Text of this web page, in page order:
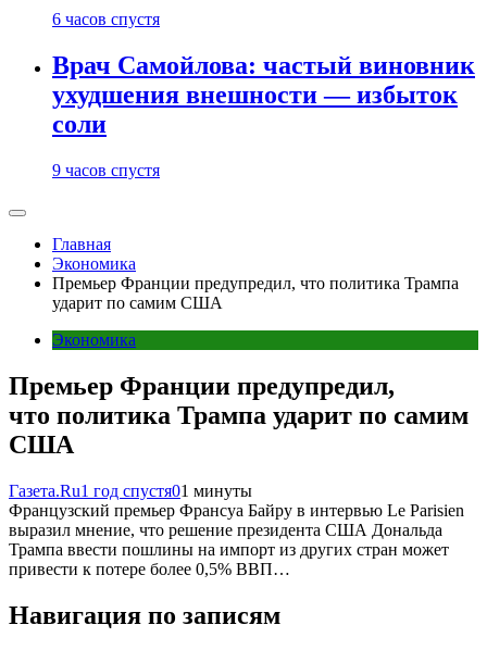
6 часов спустя
Врач Самойлова: частый виновник
ухудшения внешности — избыток
соли
9 часов спустя
Главная
Экономика
Премьер Франции предупредил, что политика Трампа
ударит по самим США
Экономика
Премьер Франции предупредил,
что политика Трампа ударит по самим
США
Газета.Ru1 год спустя01 минуты
Французский премьер Франсуа Байру в интервью Le Parisien
выразил мнение, что решение президента США Дональда
Трампа ввести пошлины на импорт из других стран может
привести к потере более 0,5% ВВП…
Навигация по записям